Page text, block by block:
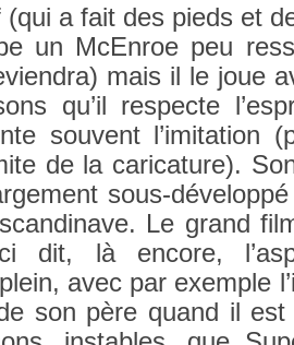
(qui a fait des pieds et
un McEn­roe peu
mais il le joue
qu’il re­spec­te
souvent l’imita­tion
de la carica­ture).
sous-
Le grand
dit, là en­core,
avec par ex­em­ple
son père quand il